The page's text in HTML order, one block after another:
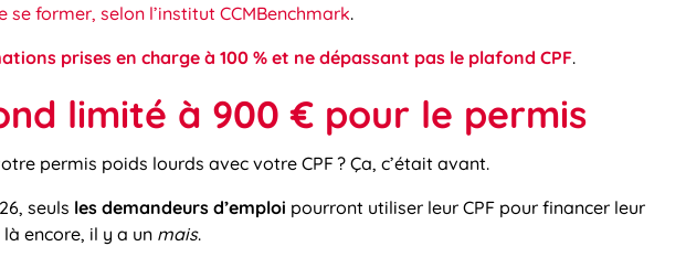
se former, selon l’institut CCMBenchmark.
prises en charge à 100 % et ne dépassant pas le plafond CPF.
limité à 900 € pour le permis
permis poids lourds avec votre CPF ? Ça, c’était avant.
seuls les demandeurs d’emploi pourront utiliser leur CPF pour financer leur
encore, il y a un mais.